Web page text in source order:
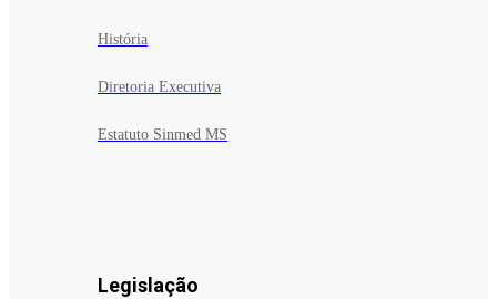
História
Diretoria Executiva
Estatuto Sinmed MS
Legislação